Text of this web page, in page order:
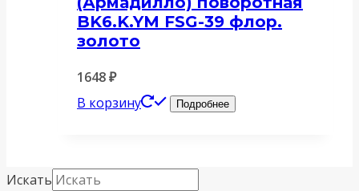
BK6.K.YM FSG-39 флор.
золото
1648₽
В корзину
Подробнее
Искать